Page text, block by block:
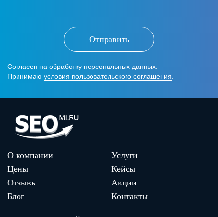
Отправить
Согласен на обработку персональных данных.
Принимаю условия пользовательского соглашения.
О компании
Услуги
Цены
Кейсы
Отзывы
Акции
Блог
Контакты